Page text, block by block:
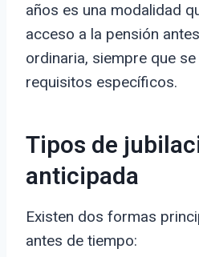
años es una modalidad
acceso a la pensión
ordinaria, siempre que
requisitos específicos.
Tipos de
anticipada
Existen dos formas
antes de tiempo: